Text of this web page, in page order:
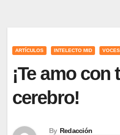
ARTÍCULOS INTELECTO MID
¡Te amo con
cerebro!
By Redacción